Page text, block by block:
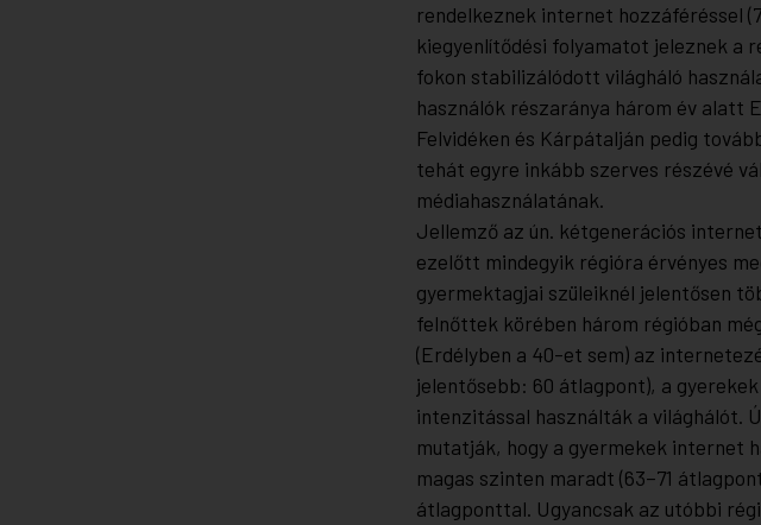
rendelkeznek internet hozzáféréssel
kiegyenlítődési folyamatot jeleznek a
fokon stabilizálódott világháló
használók részaránya három év alatt
Felvidéken és Kárpátalján pedig
tehát egyre inkább szerves részévé
médiahasználatának.
Jellemző az ún. kétgenerációs
ezelőtt mindegyik régióra érvényes
gyermektagjai szüleiknél jelentősen
felnőttek körében három régióban
(Erdélyben a 40-et sem) az
jelentősebb: 60 átlagpont), a
intenzitással használták a világhálót.
mutatják, hogy a gyermekek internet
magas szinten maradt (63–71
átlagponttal. Ugyancsak az utóbbi